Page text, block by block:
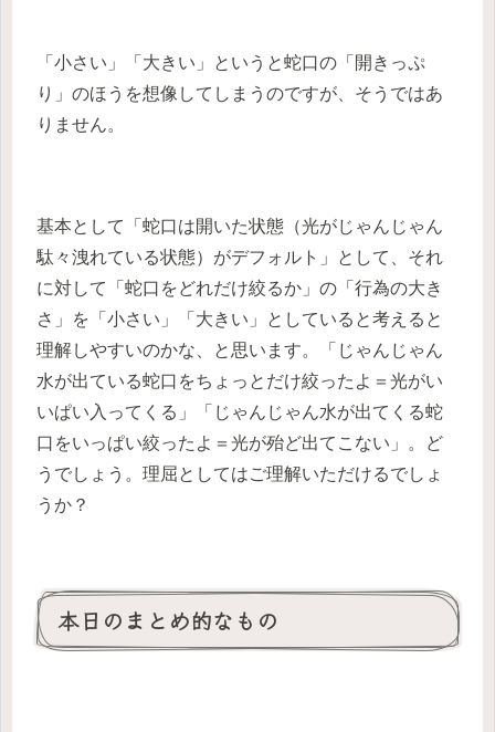
「小さい」「大きい」というと蛇口の「開きっぷ
り」のほうを想像してしまうのですが、そうではあ
りません。
基本として「蛇口は開いた状態（光がじゃんじゃん
駄々洩れている状態）がデフォルト」として、それ
に対して「蛇口をどれだけ絞るか」の「行為の大き
さ」を「小さい」「大きい」としていると考えると
理解しやすいのかな、と思います。「じゃんじゃん
水が出ている蛇口をちょっとだけ絞ったよ＝光がい
いぱい入ってくる」「じゃんじゃん水が出てくる蛇
口をいっぱい絞ったよ＝光が殆ど出てこない」。ど
うでしょう。理屈としてはご理解いただけるでしょ
うか？
本日のまとめ的なもの